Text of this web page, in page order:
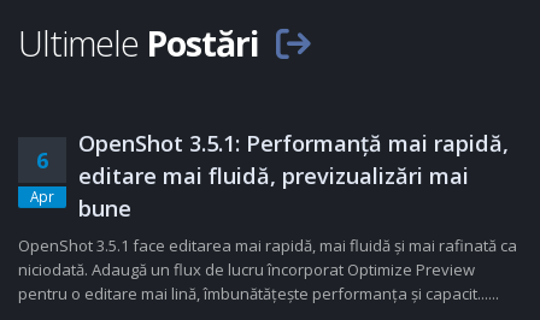
Ultimele Postări
6
Apr
OpenShot 3.5.1: Performanță mai rapidă,
editare mai fluidă, previzualizări mai
bune
OpenShot 3.5.1 face editarea mai rapidă, mai fluidă și mai rafinată ca
niciodată. Adaugă un flux de lucru încorporat Optimize Preview
pentru o editare mai lină, îmbunătățește performanța și capacit......